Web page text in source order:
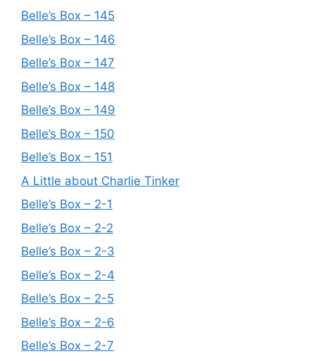
Belle’s Box – 145
Belle’s Box – 146
Belle’s Box – 147
Belle’s Box – 148
Belle’s Box – 149
Belle’s Box – 150
Belle’s Box – 151
A Little about Charlie Tinker
Belle’s Box – 2-1
Belle’s Box – 2-2
Belle’s Box – 2-3
Belle’s Box – 2-4
Belle’s Box – 2-5
Belle’s Box – 2-6
Belle’s Box – 2-7